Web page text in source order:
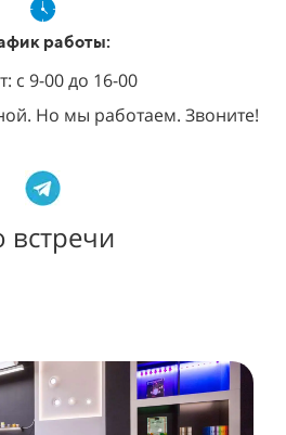
работы:
с 9-00 до 16-00
Но мы работаем. Звоните!
встречи